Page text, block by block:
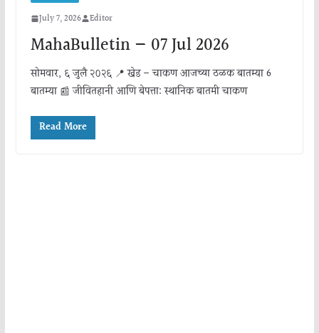
July 7, 2026 Editor
MahaBulletin — 07 Jul 2026
सोमवार, ६ जुलै २०२६ 📍 खेड – चाकण आजच्या ठळक बातम्या 6
बातम्या 📰 जीवितहानी आणि बेपत्ता: स्थानिक बातमी चाकण
Read More